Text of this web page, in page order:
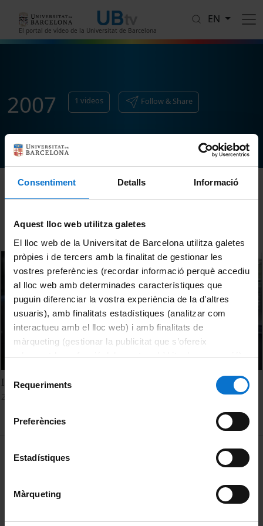
Consentiment Detalls Informació
Aquest lloc web utilitza galetes
El lloc web de la Universitat de Barcelona utilitza galetes
pròpies i de tercers amb la finalitat de gestionar les
vostres preferències (recordar informació perquè accediu
al lloc web amb determinades característiques que
puguin diferenciar la vostra experiència de la d’altres
usuaris), amb finalitats estadístiques (analitzar com
interactueu amb el lloc web) i amb finalitats de
màrqueting (gestionar la publicitat que s’ofereix
adequant-la en funció dels vostres hàbits de navegació).
consultar laPolítica de galetes del lloc web de la
Selecció
Requeriments
Preferències
Estadístiques
Màrqueting
El portal de vídeo de la Universitat de Barcelona
EN
2007 1 videos Follow & Share
Sort
I Fòrum d'ocupació laboral a la Facultat de Dret 2007
MENÚ PEU 1